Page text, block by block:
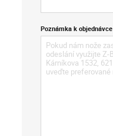
Poznámka k objednávce